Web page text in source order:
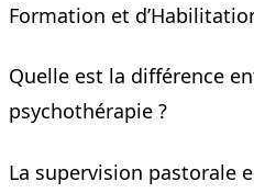
Formation et
Quelle est la différence
psychothérapie ?
La supervision pastorale